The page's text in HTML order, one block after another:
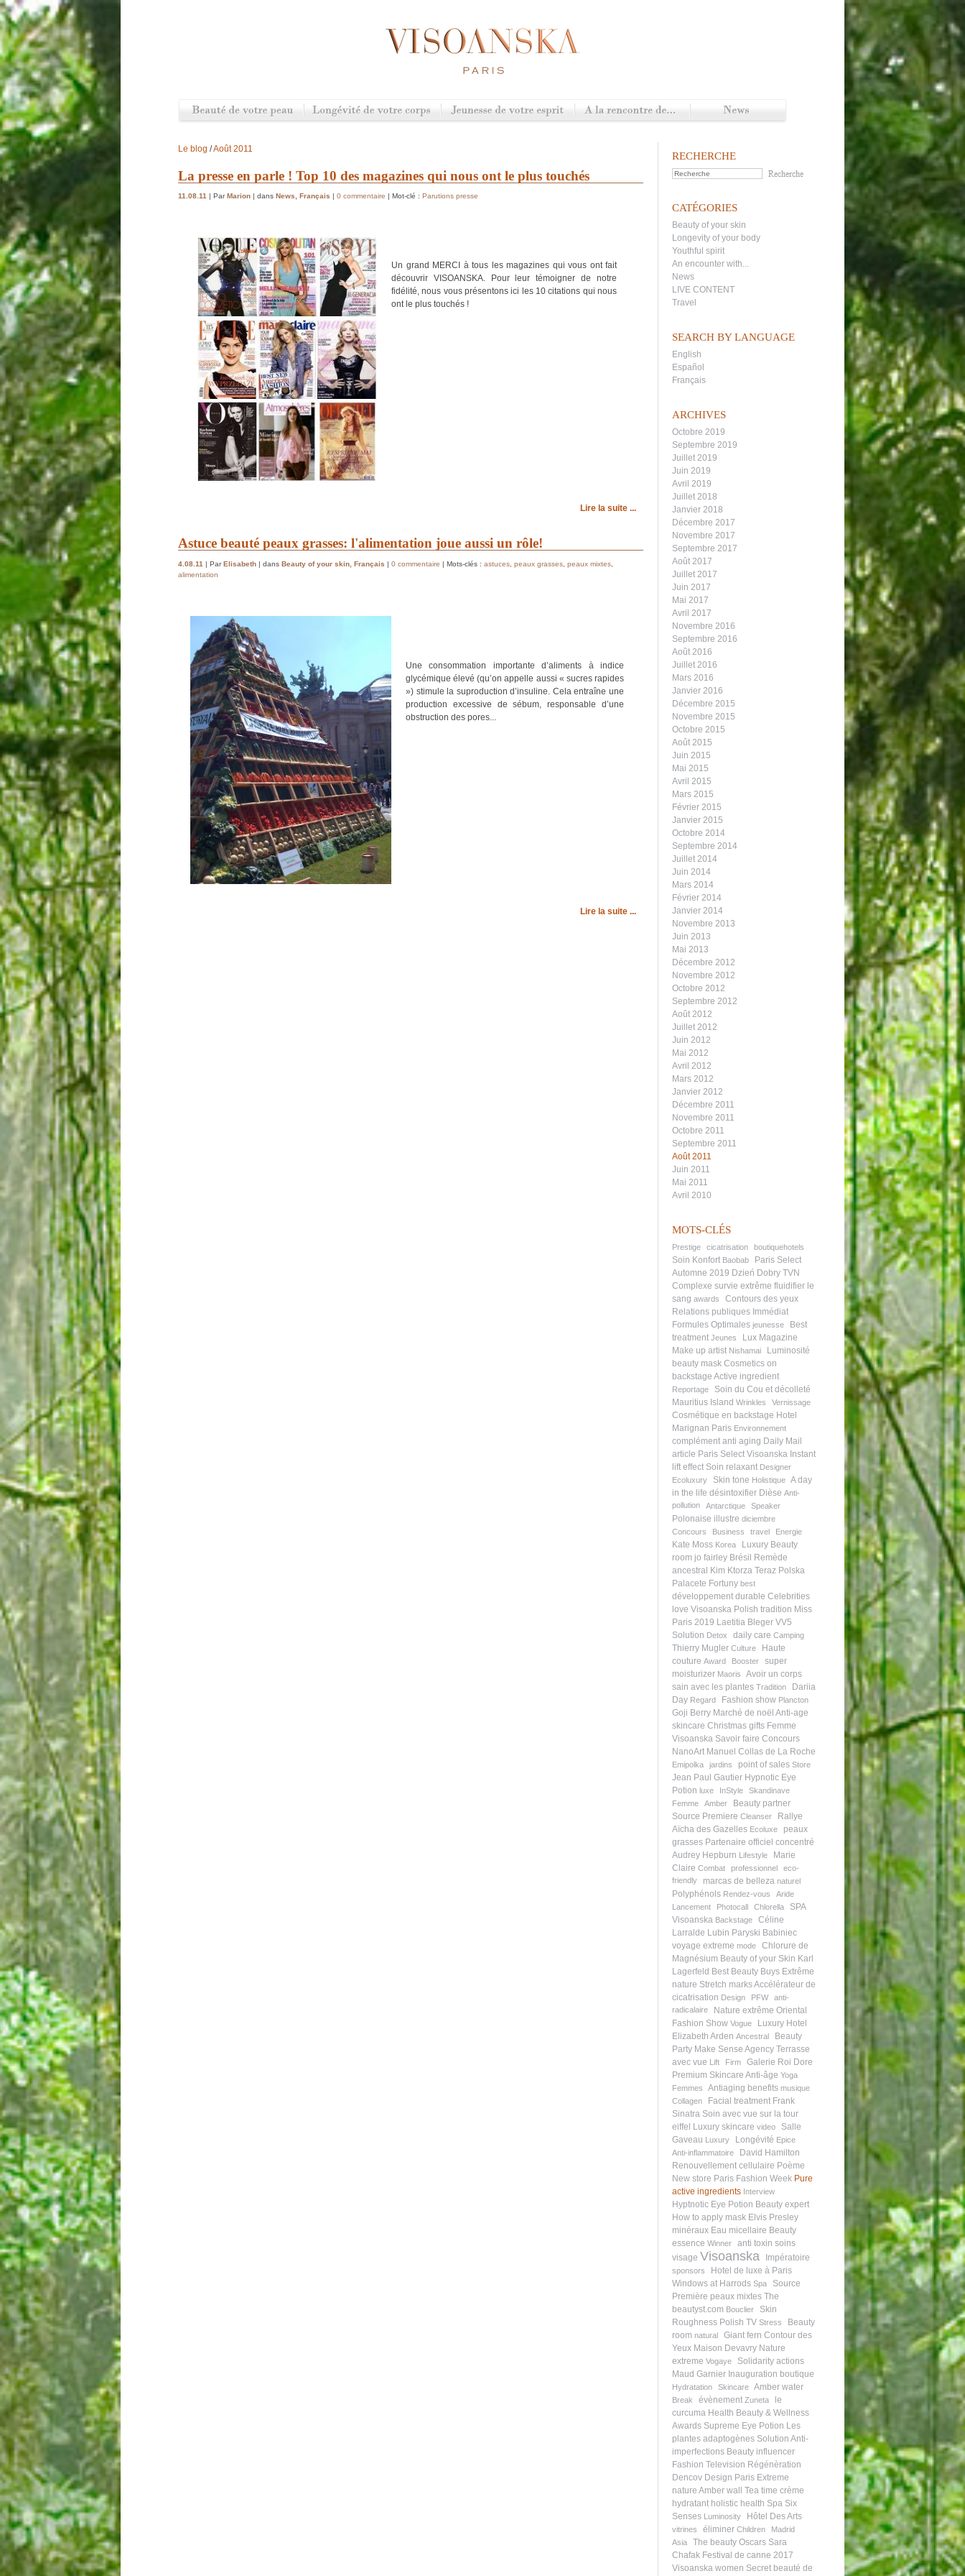
RECHERCHE
CATÉGORIES
Beauty of your skin
Longevity of your body
Youthful spirit
An encounter with...
News
LIVE CONTENT
Travel
SEARCH BY LANGUAGE
English
Español
Français
ARCHIVES
Octobre 2019
Septembre 2019
Juillet 2019
Juin 2019
Avril 2019
Juillet 2018
Janvier 2018
Décembre 2017
Novembre 2017
Septembre 2017
Août 2017
Juillet 2017
Juin 2017
Mai 2017
Avril 2017
Novembre 2016
Septembre 2016
Août 2016
Juillet 2016
Mars 2016
Janvier 2016
Décembre 2015
Novembre 2015
Octobre 2015
Août 2015
Juin 2015
Mai 2015
Avril 2015
Mars 2015
Février 2015
Janvier 2015
Octobre 2014
Septembre 2014
Juillet 2014
Juin 2014
Mars 2014
Février 2014
Janvier 2014
Novembre 2013
Juin 2013
Mai 2013
Décembre 2012
Novembre 2012
Octobre 2012
Septembre 2012
Août 2012
Juillet 2012
Juin 2012
Mai 2012
Avril 2012
Mars 2012
Janvier 2012
Décembre 2011
Novembre 2011
Octobre 2011
Septembre 2011
Août 2011
Juin 2011
Mai 2011
Avril 2010
MOTS-CLÉS
Prestige cicatrisation boutiquehotels
Soin Konfort Baobab
Paris Select
Automne 2019 Dzień Dobry TVN
Complexe survie extrême fluidifier le
sang awards
Contours des yeux
Relations publiques Immédiat
Formules Optimales jeunesse
Best
treatment Jeunes
Lux Magazine
Make up artist Nishamai
Luminosité
beauty mask Cosmetics on
backstage Active ingredient
Reportage
Soin du Cou et décolleté
Mauritius Island Wrinkles Vernissage
Cosmétique en backstage Hotel
Marignan Paris Environnement
complément anti aging Daily Mail
article Paris Select Visoanska Instant
lift effect Soin relaxant Designer
Ecoluxury
Skin tone Holistique A day
in the life désintoxifier Dièse Anti-
pollution Antarctique Speaker
Polonaise illustre diciembre
Concours
Business travel Energie
Kate Moss Korea
Luxury Beauty
room jo fairley Brésil
Remède
ancestral Kim Ktorza Teraz Polska
Palacete Fortuny best
développement durable Celebrities
love Visoanska Polish tradition Miss
Paris 2019 Laetitia Bleger VV5
Solution Detox daily care Camping
Thierry Mugler Culture
Haute
couture Award Booster
super
moisturizer Maoris
Avoir un corps
sain avec les plantes Tradition
Dariia
Day Regard Fashion show Plancton
Goji Berry Marché de noël Anti-age
skincare Christmas gifts Femme
Visoanska Savoir faire Concours
NanoArt Manuel Collas de La Roche
Emipolka jardins point of sales Store
Jean Paul Gautier Hypnotic Eye
Potion luxe InStyle
Skandinave
Femme
Amber
Beauty partner
Source Premiere Cleanser
Rallye
Aïcha des Gazelles Ecoluxe
peaux
grasses Partenaire officiel concentré
Audrey Hepburn Lifestyle
Marie
Claire Combat professionnel eco-
friendly marcas de belleza naturel
Polyphénols Rendez-vous
Aride
Lancement
Photocall Chlorella
SPA
Visoanska Backstage
Céline
Larralde Lubin Paryski Babiniec
voyage extreme mode
Chlorure de
Magnésium Beauty of your Skin Karl
Lagerfeld Best Beauty Buys Extrême
nature Stretch marksAccélérateur de
cicatrisation Design PFW anti-
radicalaire Nature extrême Oriental
Fashion Show Vogue
Luxury Hotel
Elizabeth Arden Ancestral
Beauty
Party Make Sense Agency Terrasse
avec vue Lift Firm
Galerie Roi Dore
Premium Skincare Anti-âge Yoga
Femmes
Antiaging benefits musique
Collagen
Facial treatment Frank
Sinatra Soin avec vue sur la tour
eiffel
Luxury skincare video
Salle
Gaveau Luxury Longévité Epice
Anti-inflammatoire
David Hamilton
Renouvellement cellulaire Poème
New store Paris Fashion Week Pure
active ingredients Interview
Hyptnotic Eye Potion Beauty expert
How to apply mask Elvis Presley
minéraux Eau micellaire Beauty
essence Winner anti toxin soins
visage Visoanska Impératoire
sponsors
Hotel de luxe à Paris
Windows at Harrods Spa
Source
Première peaux mixtes The
beautyst.com Bouclier
Skin
Roughness Polish TV Stress
Beauty
room natural Giant fern Contour des
Yeux Maison Devavry Nature
extreme Vogaye
Solidarity actions
Maud Garnier Inauguration boutique
Hydratation Skincare Amber water
Break évènement Zuneta
le
curcuma Health Beauty & Wellness
Awards Supreme Eye Potion Les
plantes adaptogènes Solution Anti-
imperfections Beauty influencer
Fashion Television Régénèration
Dencov Design Paris Extreme
nature Amber wall Tea time crème
hydratant holistic health Spa Six
Senses Luminosity Hôtel Des Arts
vitrines éliminer Children
Madrid
Asia
The beauty Oscars Sara
Chafak Festival de canne 2017
Visoanska women Secret beauté de
Le blog /Août 2011
La presse en parle ! Top 10 des magazines qui nous ont le plus touchés
11.08.11 | ParMarion | dans News, Français | 0 commentaire | Mot-clé : Parutions presse
Un grand MERCI à tous les magazines qui vous ont fait
découvrir VISOANSKA. Pour leur témoigner de notre
fidélité, nous vous présentons ici les 10 citations qui nous
ont le plus touchés !
Lire la suite ...
Astuce beauté peaux grasses: l'alimentation joue aussi un rôle!
4.08.11 | ParElisabeth | dans Beauty of your skin Français | 0 commentaire | Mots-clés : astuces peaux grasses peaux mixtes
alimentation
Une consommation importante d’aliments à indice
glycémique élevé (qu’on appelle aussi « sucres rapides
») stimule la suproduction d’insuline. Cela entraîne une
production excessive de sébum, responsable d’une
obstruction des pores...
Lire la suite ...